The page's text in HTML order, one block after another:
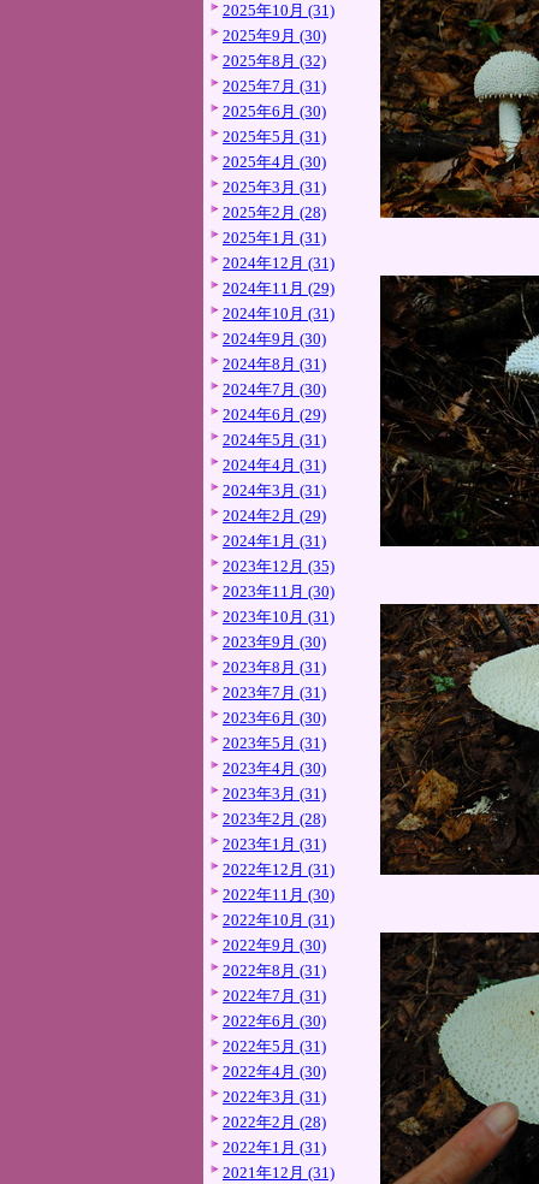
2025年10月 (31)
2025年9月 (30)
2025年8月 (32)
2025年7月 (31)
2025年6月 (30)
2025年5月 (31)
2025年4月 (30)
2025年3月 (31)
2025年2月 (28)
2025年1月 (31)
2024年12月 (31)
2024年11月 (29)
2024年10月 (31)
2024年9月 (30)
2024年8月 (31)
2024年7月 (30)
2024年6月 (29)
2024年5月 (31)
2024年4月 (31)
2024年3月 (31)
2024年2月 (29)
2024年1月 (31)
2023年12月 (35)
2023年11月 (30)
2023年10月 (31)
2023年9月 (30)
2023年8月 (31)
2023年7月 (31)
2023年6月 (30)
2023年5月 (31)
2023年4月 (30)
2023年3月 (31)
2023年2月 (28)
2023年1月 (31)
2022年12月 (31)
2022年11月 (30)
2022年10月 (31)
2022年9月 (30)
2022年8月 (31)
2022年7月 (31)
2022年6月 (30)
2022年5月 (31)
2022年4月 (30)
2022年3月 (31)
2022年2月 (28)
2022年1月 (31)
2021年12月 (31)